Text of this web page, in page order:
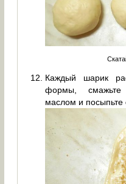
Каждый шарик
формы, смажьте
маслом и посыпьте